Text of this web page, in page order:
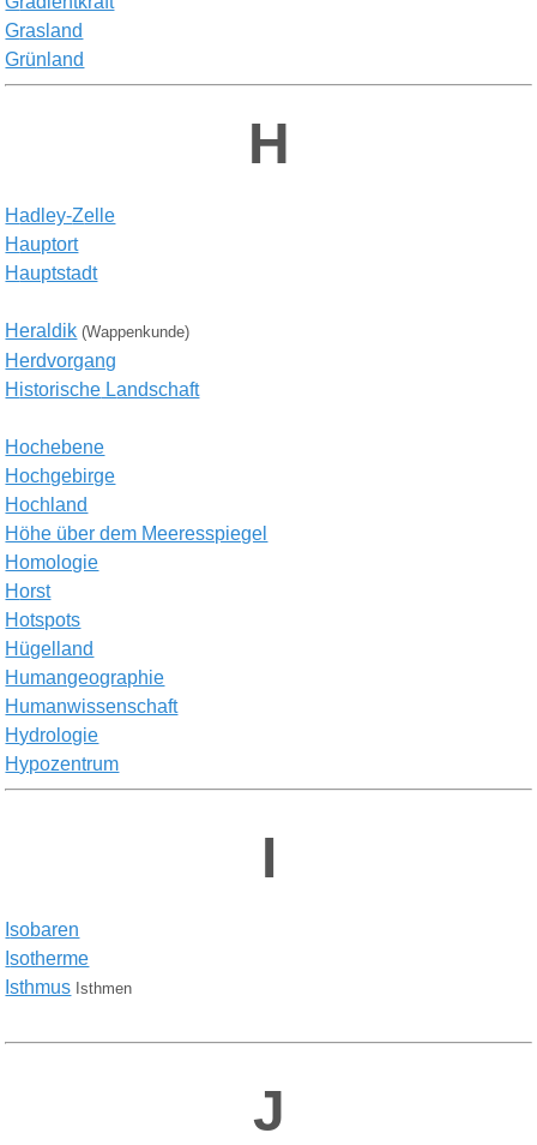
Grasland
Grünland
H
Hadley-Zelle
Hauptort
Hauptstadt
Heraldik (Wappenkunde)
Herdvorgang
H istorische Landschaft
Hochebene
Hochgebirge
Hochland
Höhe über dem Meeresspiegel
Homologie
Horst
Hotspots
Hügelland
Humangeographie
Humanwissenschaft
Hydrologie
Hypozentrum
I
Isobaren
Isotherme
Isthmus Isthmen
J